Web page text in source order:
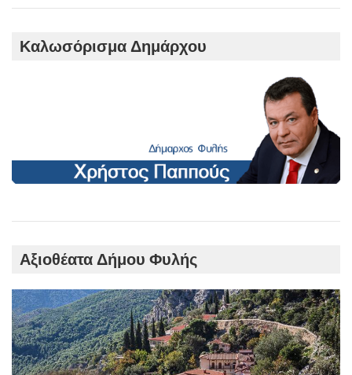
Καλωσόρισμα Δημάρχου
Αξιοθέατα Δήμου Φυλής